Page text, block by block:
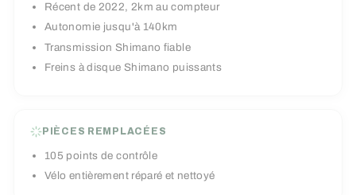
efficace tandis que ses freins à disque Shimano
assurent des freinages puissants.
Récent de 2022, 2km au compteur
Autonomie jusqu'à 140km
Transmission Shimano fiable
Freins à disque Shimano puissants
PIÈCES REMPLACÉES
105 points de contrôle
Vélo entièrement réparé et nettoyé